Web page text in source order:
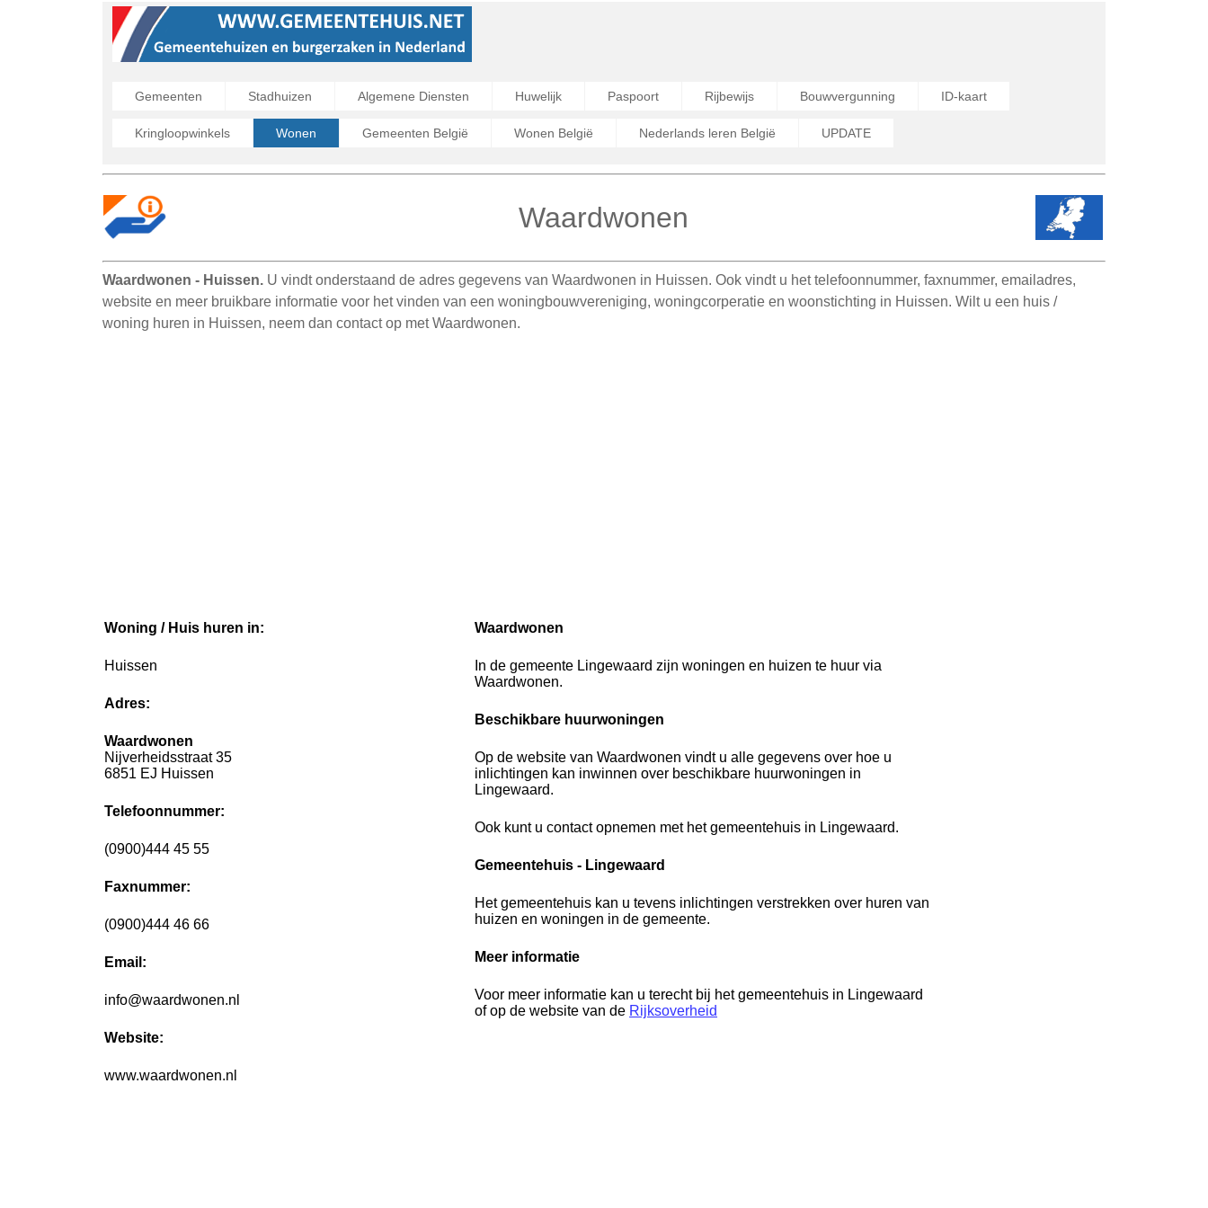
Gemeenten Stadhuizen Algemene Diensten Huwelijk Paspoort Rijbewijs Bouwvergunning ID-kaart
Kringloopwinkels Wonen Gemeenten België Wonen België Nederlands leren België UPDATE
Waardwonen
Waardwonen - Huissen. U vindt onderstaand de adres gegevens van Waardwonen in Huissen. Ook vindt u het telefoonnummer, faxnummer, emailadres,
website en meer bruikbare informatie voor het vinden van een woningbouwvereniging, woningcorperatie en woonstichting in Huissen. Wilt u een huis /
woning huren in Huissen, neem dan contact op met Waardwonen.
Woning / Huis huren in:
Huissen
Adres:
Waardwonen
Nijverheidsstraat 35
6851 EJ Huissen
Telefoonnummer:
(0900)444 45 55
Faxnummer:
(0900)444 46 66
Email:
info@waardwonen.nl
Website:
www.waardwonen.nl
Waardwonen
In de gemeente Lingewaard zijn woningen en huizen te huur via
Waardwonen.
Beschikbare huurwoningen
Op de website van Waardwonen vindt u alle gegevens over hoe u
inlichtingen kan inwinnen over beschikbare huurwoningen in
Lingewaard.
Ook kunt u contact opnemen met het gemeentehuis in Lingewaard.
Gemeentehuis - Lingewaard
Het gemeentehuis kan u tevens inlichtingen verstrekken over huren van
huizen en woningen in de gemeente.
Meer informatie
Voor meer informatie kan u terecht bij het gemeentehuis in Lingewaard
of op de website van de Rijksoverheid